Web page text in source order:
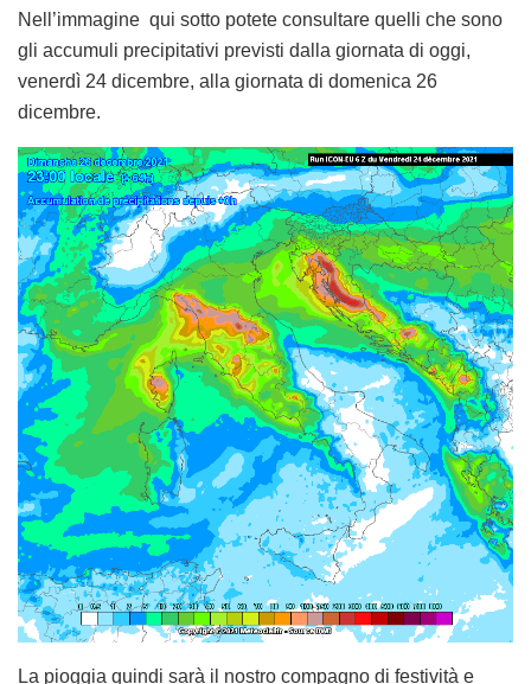
Nell’immagine qui sotto potete consultare quelli che sono
gli accumuli precipitativi previsti dalla giornata di oggi,
venerdì 24 dicembre, alla giornata di domenica 26
dicembre.
La pioggia quindi sarà il nostro compagno di festività e